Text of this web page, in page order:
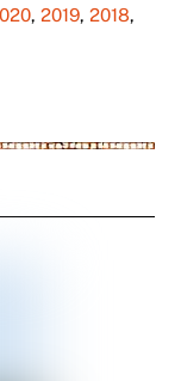
,2019,2018,